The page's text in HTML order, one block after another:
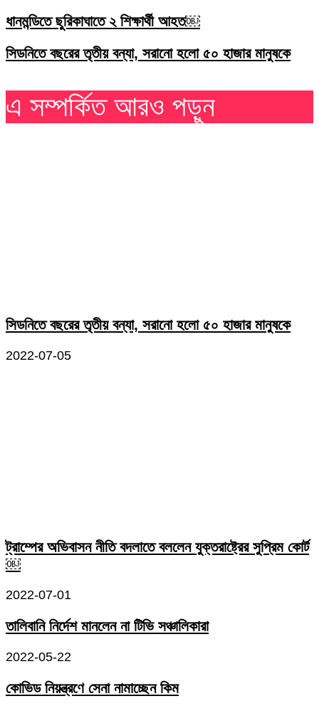
ধানমন্ডিতে ছুরিকাঘাতে ২ শিক্ষার্থী আহত￼
সিডনিতে বছরের তৃতীয় বন্যা, সরানো হলো ৫০ হাজার মানুষকে
এ সম্পর্কিত আরও পড়ুন
সিডনিতে বছরের তৃতীয় বন্যা, সরানো হলো ৫০ হাজার মানুষকে
2022-07-05
ট্রাম্পের অভিবাসন নীতি বদলাতে বললেন যুক্তরাষ্ট্রের সুপ্রিম কোর্ট
￼
2022-07-01
তালিবানি নির্দেশ মানলেন না টিভি সঞ্চালিকারা
2022-05-22
কোভিড নিয়ন্ত্রণে সেনা নামাচ্ছেন কিম